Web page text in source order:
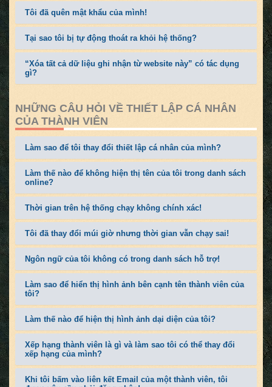
Tôi đã quên mật khẩu của mình!
Tại sao tôi bị tự động thoát ra khỏi hệ thống?
“Xóa tất cả dữ liệu ghi nhận từ website này” có tác dụng
gì?
NHỮNG CÂU HỎI VỀ THIẾT LẬP CÁ NHÂN
CỦA THÀNH VIÊN
Làm sao để tôi thay đổi thiết lập cá nhân của mình?
Làm thế nào để không hiện thị tên của tôi trong danh sách
online?
Thời gian trên hệ thống chạy không chính xác!
Tôi đã thay đổi múi giờ nhưng thời gian vẫn chạy sai!
Ngôn ngữ của tôi không có trong danh sách hỗ trợ!
Làm sao để hiển thị hình ảnh bên cạnh tên thành viên của
tôi?
Làm thế nào để hiện thị hình ảnh dại diện của tôi?
Xếp hạng thành viên là gì và làm sao tôi có thể thay đổi
xếp hạng của mình?
Khi tôi bấm vào liên kết Email của một thành viên, tôi